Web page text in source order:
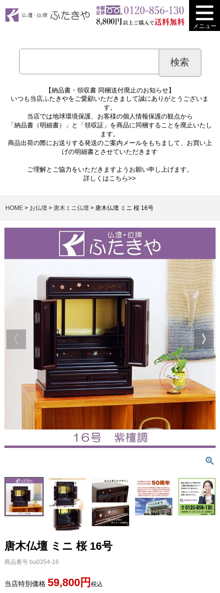
メニュー
【納品書・領収書 同梱送付廃止のお知らせ】
いつも当店ふたきやをご愛顧いただきまして誠にありがとうございま
す。
当店では地球環境保護、お客様の個人情報保護の観点から
「納品書（明細書）」と「領収証」を商品に同梱することを廃止いたし
ます。
商品出荷の際にお送りする発送のご案内メールをもちまして、お買い上
げの明細書とさせていただきます
ご理解とご協力をいただきますようお願い申し上げます。
詳しくはこちら>>
HOME お仏壇 唐木ミニ仏壇 唐木仏壇 ミニ 桜 16号
唐木仏壇 ミニ 桜 16号
商品番号 bu0354-16
当店特別価格 59,800 税込